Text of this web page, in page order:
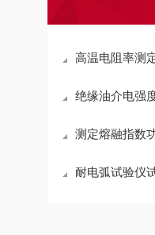
高温电阻率测定仪：测量
绝缘油介电强度
测定熔融指数功能
耐电弧试验仪试